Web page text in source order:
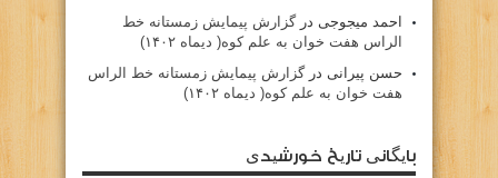
احمد میجوجی درگزارش پیمایش زمستانه خط
الراس هفت خوان به علم کوه( دیماه ۱۴۰۲)
حسن پیرانی درگزارش پیمایش زمستانه خط الراس
هفت خوان به علم کوه( دیماه ۱۴۰۲)
بایگانی تاریخ خورشیدی